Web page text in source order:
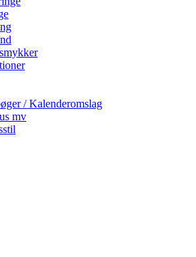
/ Kalenderomslag
mv